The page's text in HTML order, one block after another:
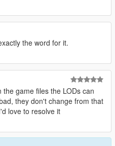
the word for it.
the game files the LODs can
they don't change from that
love to resolve it